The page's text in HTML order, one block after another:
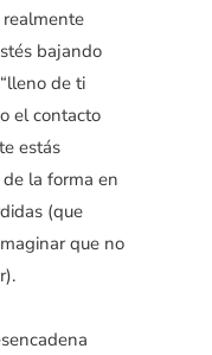
bajando
de ti
el contacto
estás
la forma en
(que
que no